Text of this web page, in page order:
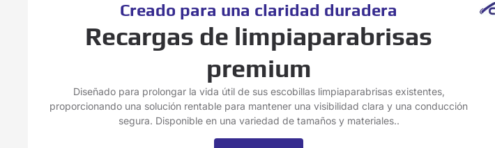
Creado para una claridad duradera
Recargas de limpiaparabrisas
premium
Diseñado para prolongar la vida útil de sus escobillas limpiaparabrisas existentes,
proporcionando una solución rentable para mantener una visibilidad clara y una conducción
segura. Disponible en una variedad de tamaños y materiales..